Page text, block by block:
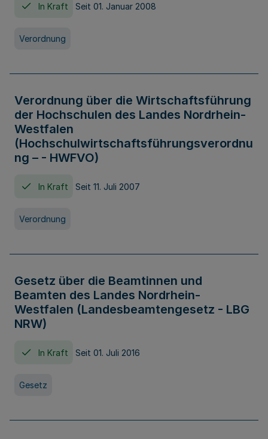
In Kraft Seit 01. Januar 2008
Verordnung
Verordnung über die Wirtschaftsführung
der Hochschulen des Landes Nordrhein-
Westfalen
(Hochschulwirtschaftsführungsverordnu
ng – - HWFVO)
In Kraft Seit 11. Juli 2007
Verordnung
Gesetz über die Beamtinnen und
Beamten des Landes Nordrhein-
Westfalen (Landesbeamtengesetz - LBG
NRW)
In Kraft Seit 01. Juli 2016
Gesetz